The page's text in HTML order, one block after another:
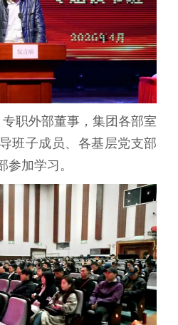
职外部董事，集团各部室
班子成员、各基层党支部
参加学习。